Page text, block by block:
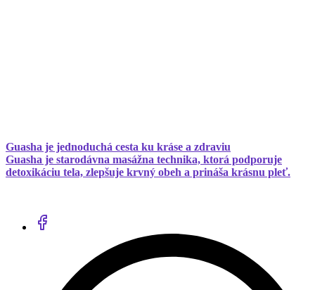
Guasha je jednoduchá cesta ku kráse a zdraviu
Guasha je starodávna masážna technika, ktorá podporuje
detoxikáciu tela, zlepšuje krvný obeh a prináša krásnu pleť.